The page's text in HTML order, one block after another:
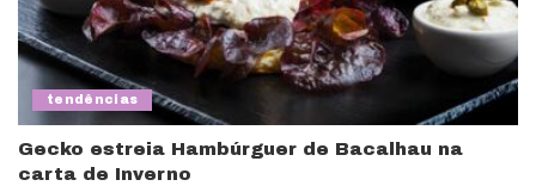
tendências
Gecko estreia Hambúrguer de Bacalhau na
carta de Inverno